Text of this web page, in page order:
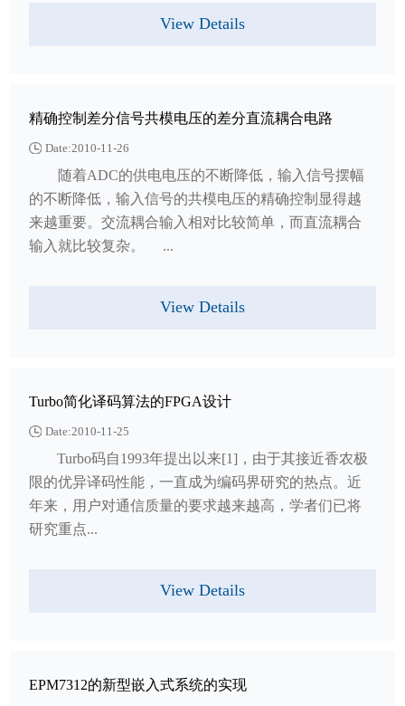
View Details
精确控制差分信号共模电压的差分直流耦合电路
Date:2010-11-26
随着ADC的供电电压的不断降低，输入信号摆幅
的不断降低，输入信号的共模电压的精确控制显得越
来越重要。交流耦合输入相对比较简单，而直流耦合
输入就比较复杂。 ...
View Details
Turbo简化译码算法的FPGA设计
Date:2010-11-25
Turbo码自1993年提出以来[1]，由于其接近香农极
限的优异译码性能，一直成为编码界研究的热点。近
年来，用户对通信质量的要求越来越高，学者们已将
研究重点...
View Details
EPM7312的新型嵌入式系统的实现